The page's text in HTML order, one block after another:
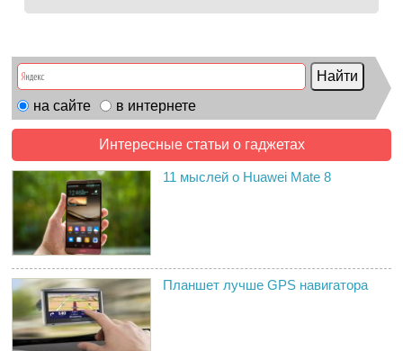
на сайте в интернете
Интересные статьи о гаджетах
11 мыслей о Huawei Mate 8
Планшет лучше GPS навигатора